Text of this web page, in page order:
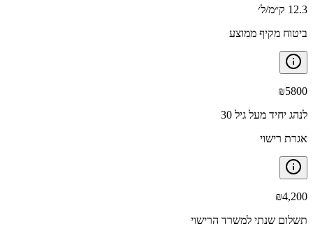
12.3 ק״מ/ל׳
ביטוח מקיף ממוצע
₪5800
לנהג יחיד מעל גיל 30
אגרת רישוי
₪4,200
תשלום שנתי למשרד הרישוי